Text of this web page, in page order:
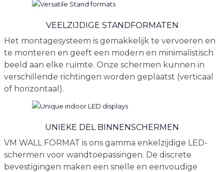
VEELZIJDIGE STANDFORMATEN
Het montagesysteem is gemakkelijk te vervoeren en
te monteren en geeft een modern en minimalistisch
beeld aan elke ruimte. Onze schermen kunnen in
verschillende richtingen worden geplaatst (verticaal
of horizontaal).
UNIEKE DEL BINNENSCHERMEN
VM WALL FORMAT is ons gamma enkelzijdige LED-
schermen voor wandtoepassingen. De discrete
bevestigingen maken een snelle en eenvoudige